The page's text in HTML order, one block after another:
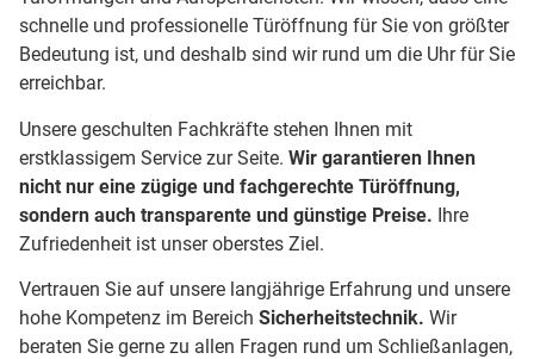
schnelle und professionelle Türöffnung für Sie von größter
Bedeutung ist, und deshalb sind wir rund um die Uhr für Sie
erreichbar.
Unsere geschulten Fachkräfte stehen Ihnen mit
erstklassigem Service zur Seite. Wir garantieren Ihnen
nicht nur eine zügige und fachgerechte Türöffnung,
sondern auch transparente und günstige Preise. Ihre
Zufriedenheit ist unser oberstes Ziel.
Vertrauen Sie auf unsere langjährige Erfahrung und unsere
hohe Kompetenz im Bereich Sicherheitstechnik. Wir
beraten Sie gerne zu allen Fragen rund um Schließanlagen,